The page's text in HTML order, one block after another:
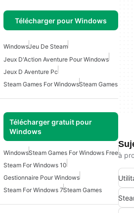
Télécharger pour Windows
WindowsJeu De Steam
Jeux D'Action Aventure Pour Windows
Jeux D Aventure Pc
Steam Games For WindowsSteam Games
Télécharger gratuit pour
Windows
WindowsSteam Games For Windows Free
Steam For Windows 10
Gestionnaire Pour Windows
Steam For Windows 7Steam Games
à